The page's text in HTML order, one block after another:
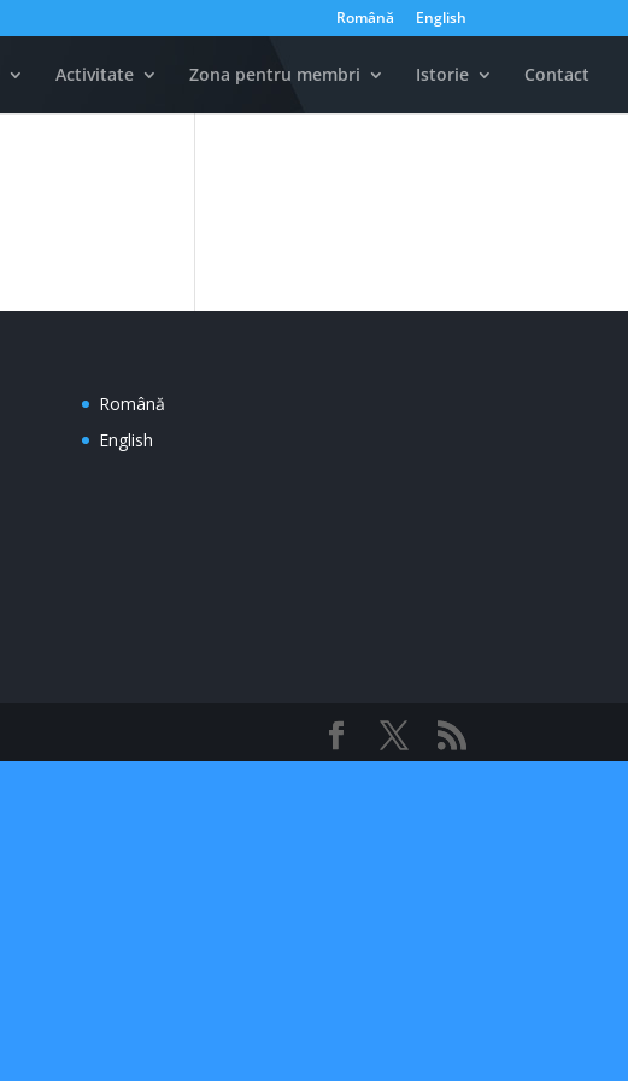
Română English
Activitate Zona pentru membri Istorie Contact
Română
English